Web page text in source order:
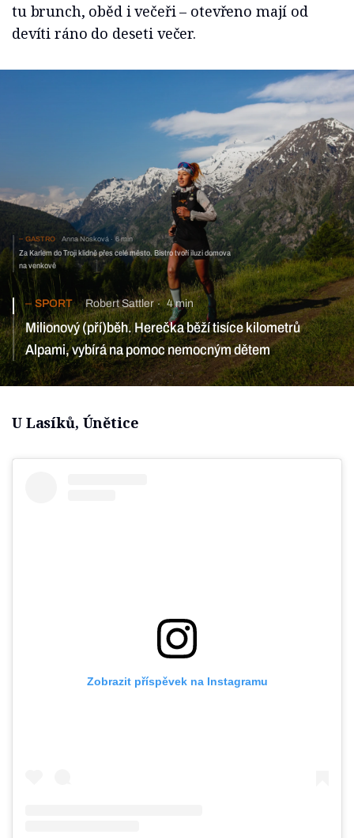
tu brunch, oběd i večeři – otevřeno mají od
devíti ráno do deseti večer.
GASTRO Anna Nosková 6 min
Za Karlem do Troji klidně přes celé město. Bistro tvoří iluzi domova
na venkově
SPORT Robert Sattler 4 min
Milionový (pří)běh. Herečka běží tisíce kilometrů
Alpami, vybírá na pomoc nemocným dětem
U Lasíků, Únětice
Zobrazit příspěvek na Instagramu